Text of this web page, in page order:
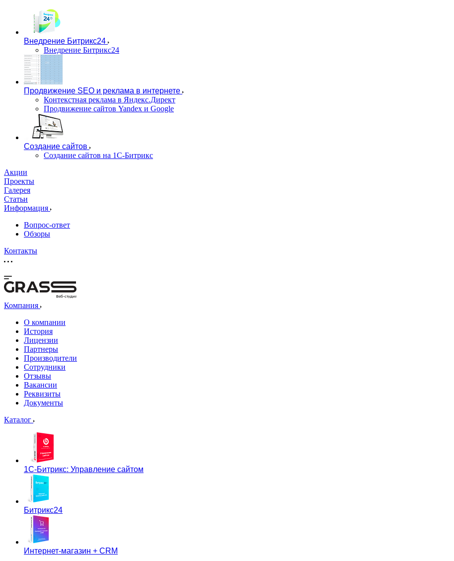
Внедрение Битрикс24
Внедрение Битрикс24
Продвижение SEO и реклама в интернете
Контекстная реклама в Яндекс.Директ
Продвижение сайтов Yandex и Google
Создание сайтов
Создание сайтов на 1С-Битрикс
Акции
Проекты
Галерея
Статьи
Информация
Вопрос-ответ
Обзоры
Контакты
Веб-студия
Компания
О компании
История
Лицензии
Партнеры
Производители
Сотрудники
Отзывы
Вакансии
Реквизиты
Документы
Каталог
1С-Битрикс: Управление сайтом
Битрикс24
Интернет-магазин + CRM